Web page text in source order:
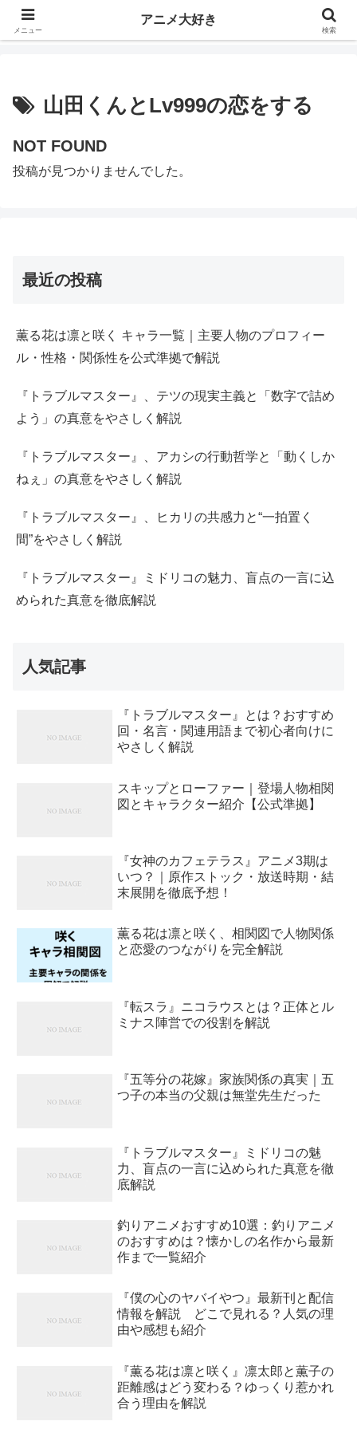
アニメ好きの人は、日本だけでなく世界中にいます。日本のアニメが全世界へ
山田くんとLv999の恋をする
NOT FOUND
投稿が見つかりませんでした。
最近の投稿
薫る花は凛と咲く キャラ一覧｜主要人物のプロフィー
ル・性格・関係性を公式準拠で解説
『トラブルマスター』、テツの現実主義と「数字で詰め
よう」の真意をやさしく解説
『トラブルマスター』、アカシの行動哲学と「動くしか
ねぇ」の真意をやさしく解説
『トラブルマスター』、ヒカリの共感力と“一拍置く
間”をやさしく解説
『トラブルマスター』ミドリコの魅力、盲点の一言に込
められた真意を徹底解説
人気記事
『トラブルマスター』とは？おすすめ
回・名言・関連用語まで初心者向けに
やさしく解説
スキップとローファー｜登場人物相関
図とキャラクター紹介【公式準拠】
『女神のカフェテラス』アニメ3期は
いつ？｜原作ストック・放送時期・結
末展開を徹底予想！
薫る花は凛と咲く、相関図で人物関係
と恋愛のつながりを完全解説
『転スラ』ニコラウスとは？正体とル
ミナス陣営での役割を解説
『五等分の花嫁』家族関係の真実｜五
つ子の本当の父親は無堂先生だった
『トラブルマスター』ミドリコの魅
力、盲点の一言に込められた真意を徹
底解説
釣りアニメおすすめ10選：釣りアニメ
のおすすめは？懐かしの名作から最新
作まで一覧紹介
『僕の心のヤバイやつ』最新刊と配信
情報を解説 どこで見れる？人気の理
由や感想も紹介
『薫る花は凛と咲く』凛太郎と薫子の
距離感はどう変わる？ゆっくり惹かれ
合う理由を解説
メニュー
アニメ大好き
検索